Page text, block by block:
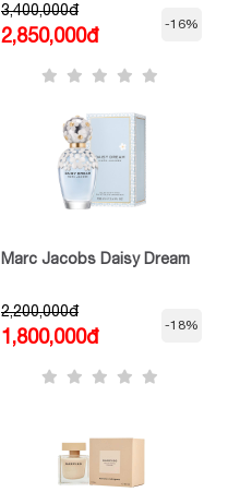
3,400,000đ
2,850,000đ
-16%
Marc Jacobs Daisy Dream
2,200,000đ
1,800,000đ
-18%